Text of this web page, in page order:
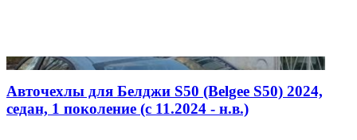
Авточехлы для Белджи S50 (Belgee S50) 2024,
седан, 1 поколение (c 11.2024 - н.в.)